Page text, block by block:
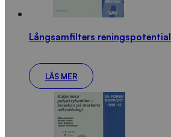
Långsamfilters reningspotential
LÄS MER